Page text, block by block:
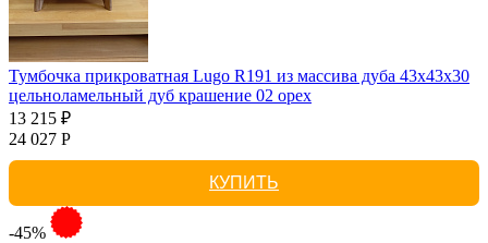
Тумбочка прикроватная Lugo R191 из массива дуба 43х43х30
цельноламельный дуб крашение 02 орех
13 215 ₽
24 027 Р
КУПИТЬ
-45%